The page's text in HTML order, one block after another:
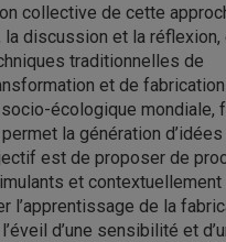
collective de cette
discussion et la réflexion,
traditionnelles de
et de
écologique mondiale,
la génération
est de proposer de
et contextuellement
l’apprentissage de la
d’une sensibilité et